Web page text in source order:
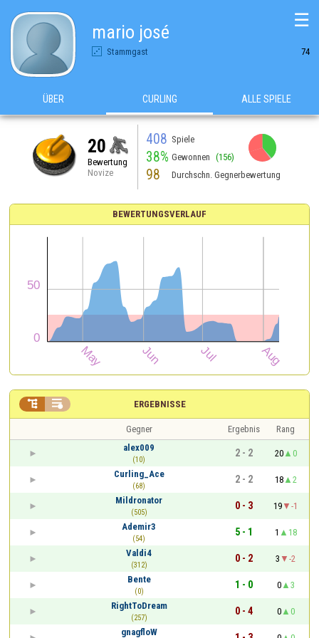
mario josé
Stammgast 74
☰
ÜBER CURLING ALLE SPIELE
20
Bewertung
Novize
408 Spiele
38% Gewonnen (156)
98 Durchschn. Gegnerbewertung
BEWERTUNGSVERLAUF
ERGEBNISSE
 
Gegner Ergebnis
Rang
alex009
(10)
2 - 2 20
0
Curling_Ace
(68)
2 - 2 18
2
Mildronator
(505)
0 - 3 19
-1
Ademir3
(54)
5 - 1 1
18
Valdi4
(312)
0 - 2 3
-2
Bente
(0)
1 - 0 0
3
RightToDream
(257)
0 - 4 0
0
gnagfloW